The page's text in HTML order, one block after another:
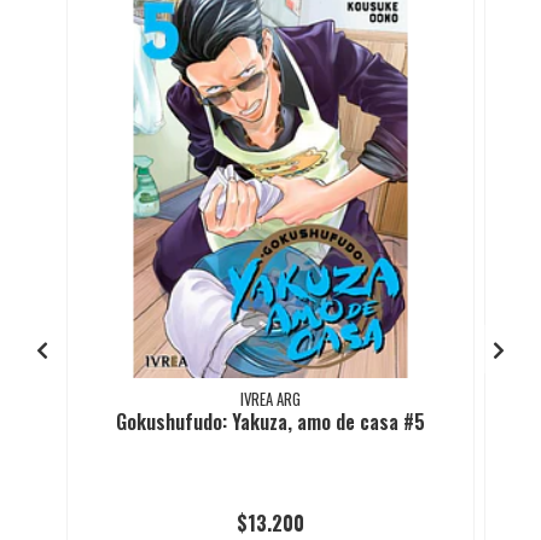
IVREA ARG
Gokushufudo: Yakuza, amo de casa #5
$13.200